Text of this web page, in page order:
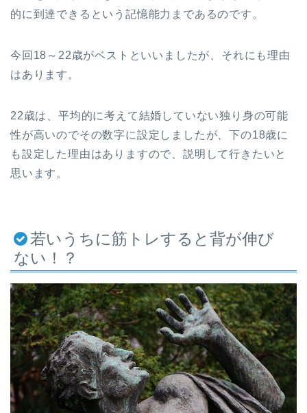
的に到達できるという記憶能力まであるのです。
今回18～22歳がベストといいましたが、それにも理由
はあります。
22歳は、平均的に考えて結婚していない独り身の可能
性が高いのでその数字に設定しましたが、下の18歳に
も設定した理由はありますので、説明して行きたいと
思います。
若いうちに筋トレすると背が伸び
ない！？